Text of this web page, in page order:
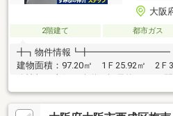
大阪
2階建て 都市ガス
╋┓物件情報┗╋━━━━━━━━━ ▼
建物面積：97.20㎡ 1Ｆ25.92㎡ 2
築╋┓おすすめポイント
可能 ▼車庫有 ※車庫：車種による